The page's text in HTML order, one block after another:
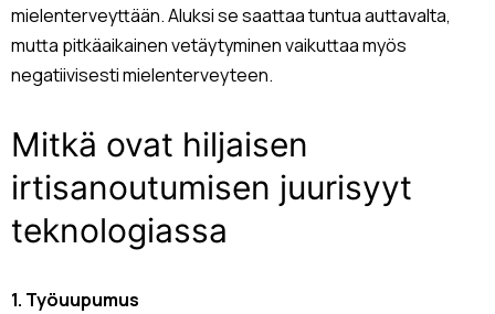
mielenterveyttään. Aluksi se saattaa tuntua auttavalta,
mutta pitkäaikainen vetäytyminen vaikuttaa myös
negatiivisesti mielenterveyteen.
Mitkä ovat hiljaisen
irtisanoutumisen juurisyyt
teknologiassa
1. Työuupumus